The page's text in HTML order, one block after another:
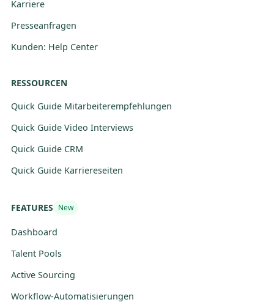
Karriere
Presseanfragen
Kunden: Help Center
RESSOURCEN
Quick Guide Mitarbeiterempfehlungen
Quick Guide Video Interviews
Quick Guide CRM
Quick Guide Karriereseiten
FEATURES New
Dashboard
Talent Pools
Active Sourcing
Workflow-Automatisierungen